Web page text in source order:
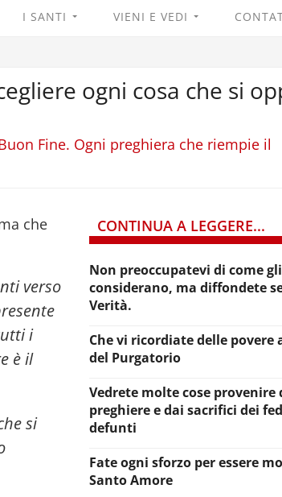
I SANTI VIENI E VEDI
ogni cosa che si
Fine. Ogni preghiera che riempie il
che
verso
i
è il
si
CONTINUA A LEGGERE...
Non preoccupatevi di come
considerano, ma diffondete
Verità.
Che vi ricordiate delle povere
del Purgatorio
Vedrete molte cose provenire
preghiere e dai sacrifici dei
defunti
Fate ogni sforzo per essere
Santo Amore